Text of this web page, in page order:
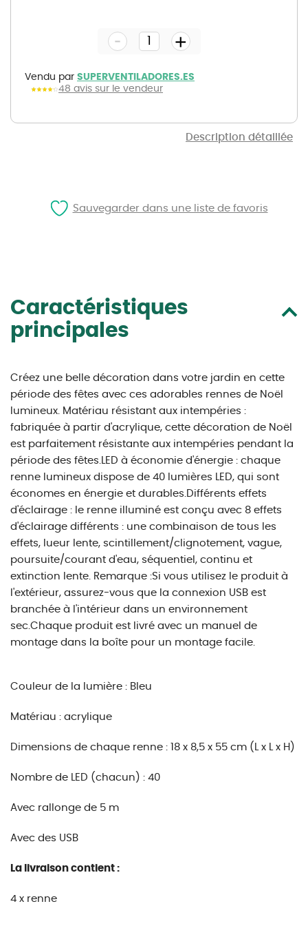
Description détaillée
gallery
Vendu par SUPERVENTILADORES.ES
48 avis sur le vendeur
- +
Caractéristiques
principales
Créez une belle décoration dans votre jardin en cette
période des fêtes avec ces adorables rennes de Noël
lumineux. Matériau résistant aux intempéries :
fabriquée à partir d'acrylique, cette décoration de Noël
est parfaitement résistante aux intempéries pendant la
période des fêtes.LED à économie d'énergie : chaque
renne lumineux dispose de 40 lumières LED, qui sont
économes en énergie et durables.Différents effets
d'éclairage : le renne illuminé est conçu avec 8 effets
d'éclairage différents : une combinaison de tous les
effets, lueur lente, scintillement/clignotement, vague,
poursuite/courant d'eau, séquentiel, continu et
extinction lente. Remarque :Si vous utilisez le produit à
l'extérieur, assurez-vous que la connexion USB est
branchée à l'intérieur dans un environnement
sec.Chaque produit est livré avec un manuel de
montage dans la boîte pour un montage facile.
Couleur de la lumière : Bleu
Matériau : acrylique
Dimensions de chaque renne : 18 x 8,5 x 55 cm (L x L x H)
Nombre de LED (chacun) : 40
Avec rallonge de 5 m
Avec des USB
La livraison contient :
4 x renne
Sauvegarder dans une liste de favoris